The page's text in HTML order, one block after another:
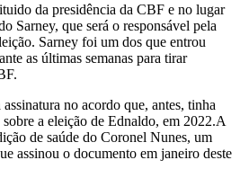
da presidência da CBF e no lugar
Sarney, que será o responsável pela
Sarney foi um dos que entrou
as últimas semanas para tirar
no acordo que, antes, tinha
a eleição de Ednaldo, em 2022.A
de saúde do Coronel Nunes, um
assinou o documento em janeiro deste